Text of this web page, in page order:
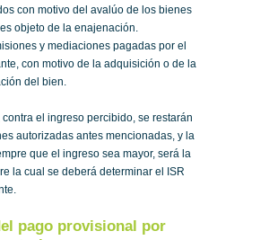
con motivo del avalúo de los bienes
objeto de la enajenación.
y mediaciones pagadas por el
con motivo de la adquisición o de la
del bien.
el ingreso percibido, se restarán
autorizadas antes mencionadas, y la
que el ingreso sea mayor, será la
la cual se deberá determinar el ISR
pago provisional por